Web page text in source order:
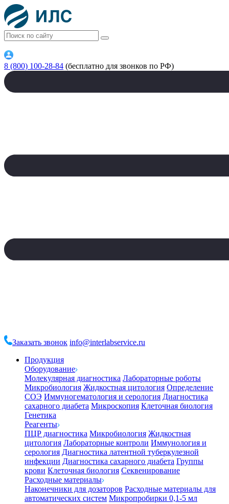
8 (800) 100-28-84 (бесплатно для звонков по РФ)
Заказать звонок info@interlabservice.ru
Продукция
Оборудование
Молекулярная диагностика Лабораторные роботы
Микробиология Жидкостная цитология Определение
СОЭ Иммуногематология и серология Диагностика
сахарного диабета Микроскопия Клеточная биология
Генетика
Реагенты
ПЦР диагностика Микробиология Жидкостная
цитология Лабораторные контроли Иммунология и
серология Диагностика латентной туберкулезной
инфекции Диагностика сахарного диабета Группы
крови Клеточная биология Секвенирование
Расходные материалы
Наконечники для дозаторов Расходные материалы для
автоматических систем Микропробирки 0,1-5 мл